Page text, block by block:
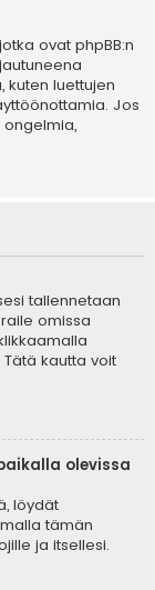
ovat phpBB:n
kuten luettujen
Jos
ongelmia,
tallennetaan
omissa
kautta voit
olevissa
löydät
tämän
ja itsellesi.